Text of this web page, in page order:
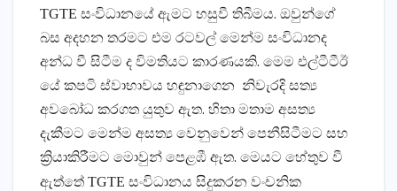
TGTE සංවිධානයේ ඇමට හසුවී තිබීමය. ඔවුන්ගේ
බස අදහන තරමට එම රටවල් මෙන්ම සංවිධානද
අන්ධ වී සිටීම ද විමතියට කාරණයකි. මෙම එල්ටීටීඊ
යේ කපටි ස්වාභාවය හඳුනාගෙන නිවැරදි සත්‍ය
අවබෝධ කරගත යුතුව ඇත. හිතා මතාම අසත්‍ය
දැකීමට මෙන්ම අසත්‍ය වෙනුවෙන් පෙනීසිටීමට සහ
ක්‍රියාකිරීමට මොවුන් පෙළඹී ඇත. මෙයට හේතුව වී
ඇත්තේ TGTE සංවිධානය සිදුකරන වංචනික